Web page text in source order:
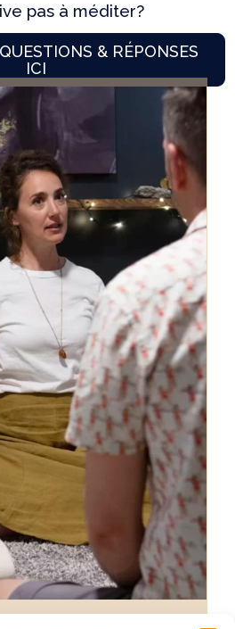
pas à méditer?
& RÉPONSES
ICI